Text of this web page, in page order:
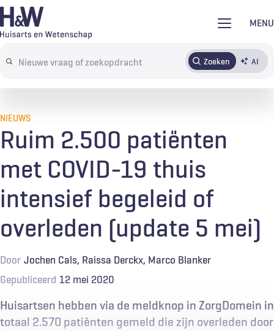
Overslaan
en
de
MENU
Search
terms
Zoeken AI
AbonnerenTijdschrift Inloggen
NIEUWS
Ruim 2.500 patiënten
met COVID-19 thuis
intensief begeleid of
overleden (update 5 mei)
Door Jochen Cals Raissa Derckx Marco Blanker
Gepubliceerd 12 mei 2020
Huisartsen hebben via de meldknop in ZorgDomein in
totaal 2.570 patiënten gemeld die zijn overleden door